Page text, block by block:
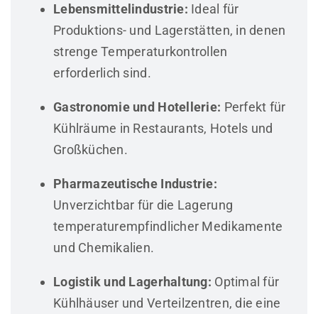
Lebensmittelindustrie: Ideal für
Produktions- und Lagerstätten, in denen
strenge Temperaturkontrollen
erforderlich sind.
Gastronomie und Hotellerie: Perfekt für
Kühlräume in Restaurants, Hotels und
Großküchen.
Pharmazeutische Industrie:
Unverzichtbar für die Lagerung
temperaturempfindlicher Medikamente
und Chemikalien.
Logistik und Lagerhaltung: Optimal für
Kühlhäuser und Verteilzentren, die eine